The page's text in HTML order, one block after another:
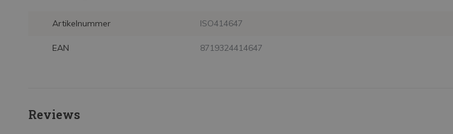
Artikelnummer ISO414647
EAN 8719324414647
Reviews